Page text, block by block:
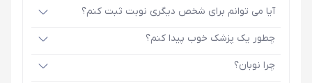
آیا می توانم برای شخص دیگری نوبت ثبت کنم؟
چطور یک پزشک خوب پیدا کنم؟
چرا نوبان؟